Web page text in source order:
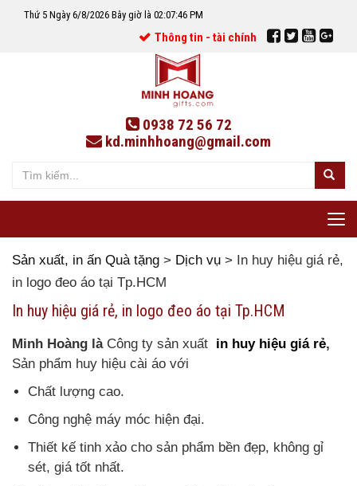
Thứ 5 Ngày 6/8/2026 Bây giờ là 02:07:47 PM
Thông tin - tài chính
0938 72 56 72
kd.minhhoang@gmail.com
Sản xuất, in ấn Quà tặng > Dịch vụ > In huy hiệu giá rẻ,
in logo đeo áo tại Tp.HCM
In huy hiệu giá rẻ, in logo đeo áo tại Tp.HCM
Minh Hoàng là Công ty sản xuất in huy hiệu giá rẻ,
Sản phẩm huy hiệu cài áo với
Chất lượng cao.
Công nghệ máy móc hiện đại.
Thiết kế tinh xảo cho sản phẩm bền đẹp, không gỉ
sét, giá tốt nhất.